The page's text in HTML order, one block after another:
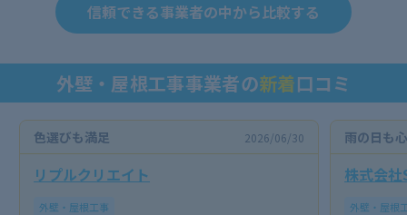
信頼できる事業者の中から比較する
外壁・屋根工事事業者の新着口コミ
色選びも満足 2026/06/30
リプルクリエイト
外壁・屋根工事
雨の日も
株式会社
外壁・屋根